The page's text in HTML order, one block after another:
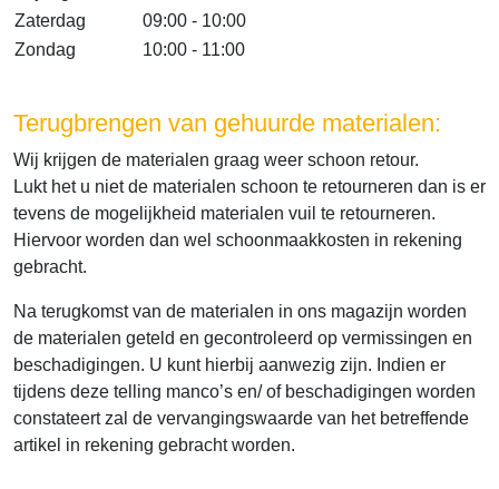
Zaterdag
09:00 - 10:00
Zondag
10:00 - 11:00
Terugbrengen van gehuurde materialen:
Wij krijgen de materialen graag weer schoon retour.
Lukt het u niet de materialen schoon te retourneren dan is er
tevens de mogelijkheid materialen vuil te retourneren.
Hiervoor worden dan wel schoonmaakkosten in rekening
gebracht.
Na terugkomst van de materialen in ons magazijn worden
de materialen geteld en gecontroleerd op vermissingen en
beschadigingen. U kunt hierbij aanwezig zijn. Indien er
tijdens deze telling manco’s en/ of beschadigingen worden
constateert zal de vervangingswaarde van het betreffende
artikel in rekening gebracht worden.